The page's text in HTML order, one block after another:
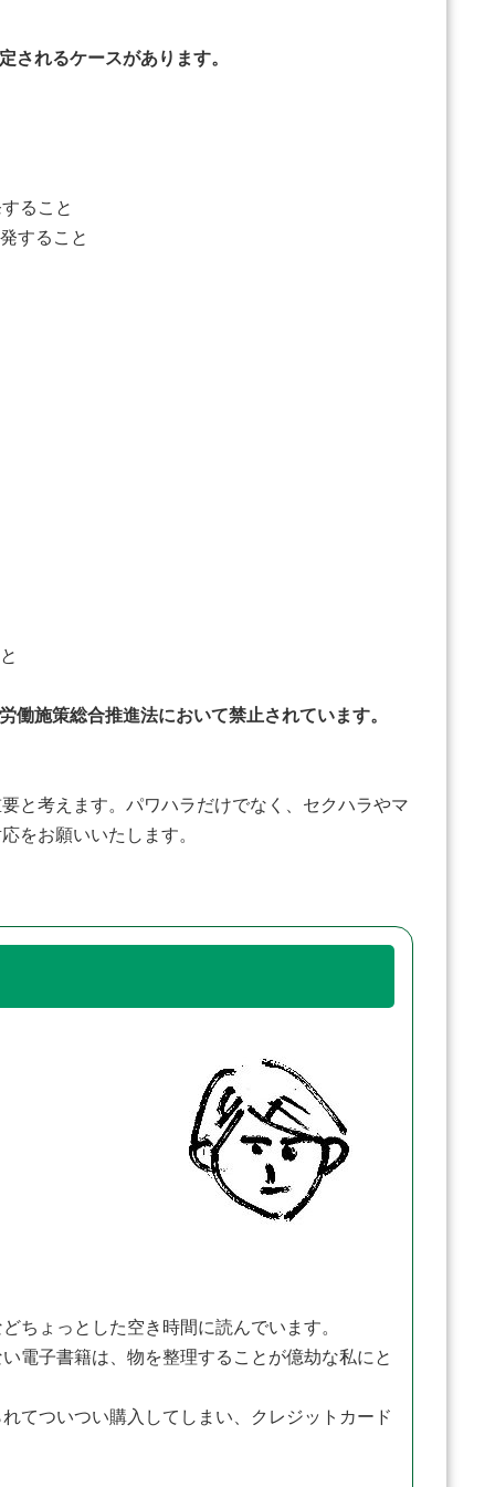
されるケースがあります。
ること
すること
施策総合推進法において禁止されています。
と考えます。パワハラだけでなく、セクハラやマ
をお願いいたします。
ょっとした空き時間に読んでいます。
電子書籍は、物を整理することが億劫な私にと
てついつい購入してしまい、クレジットカード